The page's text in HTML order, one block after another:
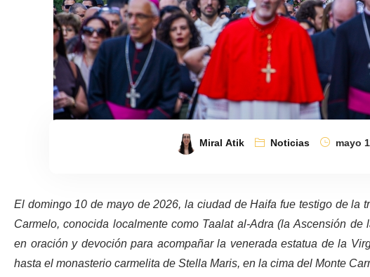
Miral Atik Noticias mayo
El domingo 10 de mayo de 2026, la ciudad de Haifa fue testigo de
Carmelo, conocida localmente como Taalat al-Adra (la Ascensión
en oración y devoción para acompañar la venerada estatua de la
hasta el monasterio carmelita de Stella Maris, en la cima del Monte